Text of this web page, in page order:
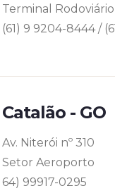
Terminal Rodoviário
(61) 9 9204-8444 /
Catalão - GO
Av. Niterói nº 310
Setor Aeroporto
64) 99917-0295